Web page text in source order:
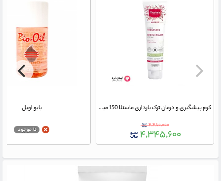
کرم پیشگیری و درمان ترک بارداری ماستلا 150 میلی لیتر
۴,۴۸۰,۰۰۰
۴,۳۴۵,۶۰۰
بایو اویل